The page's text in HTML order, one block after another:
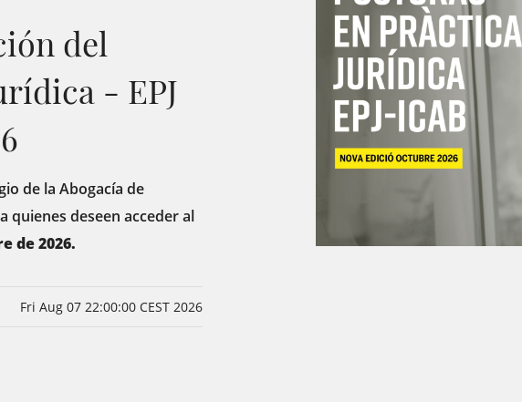
del
- EPJ
de la Abogacía de
quienes deseen acceder al
de 2026.
Fri Aug 07 22:00:00 CEST 2026